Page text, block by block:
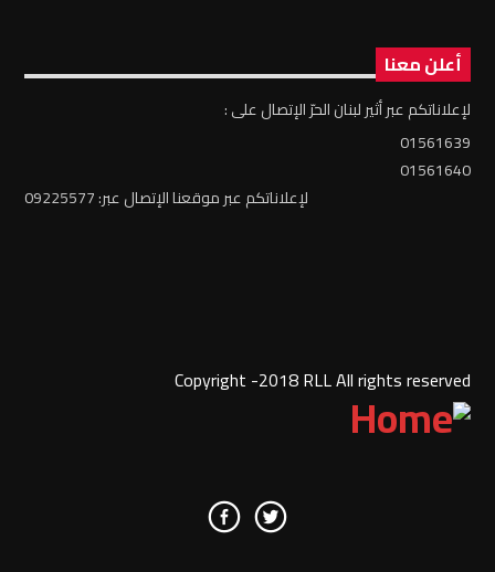
أعلن معنا
لإعلاناتكم عبر أثير لبنان الحرّ الإتصال على :
01561639
01561640
لإعلاناتكم عبر موقعنا الإتصال عبر: 09225577
Copyright -2018 RLL All rights reserved